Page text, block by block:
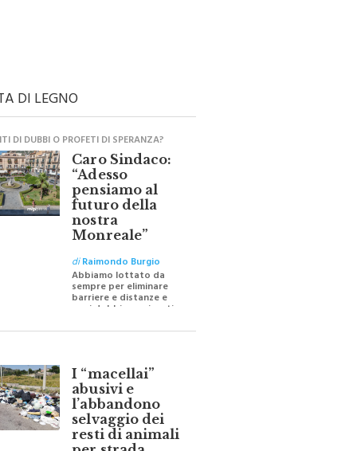
DI LEGNO
DI DUBBI O PROFETI DI SPERANZA?
Caro Sindaco:
“Adesso
pensiamo al
futuro della
nostra
Monreale”
diRaimondo Burgio
Abbiamo lottato da
sempre per eliminare
barriere e distanze e
oggi dobbiamo ripartire
I “macellai”
abusivi e
l’abbandono
selvaggio dei
resti di animali
per strada